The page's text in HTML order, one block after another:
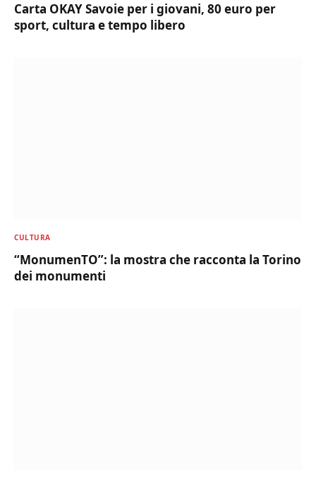
Carta OKAY Savoie per i giovani, 80 euro per
sport, cultura e tempo libero
CULTURA
“MonumenTO”: la mostra che racconta la Torino
dei monumenti